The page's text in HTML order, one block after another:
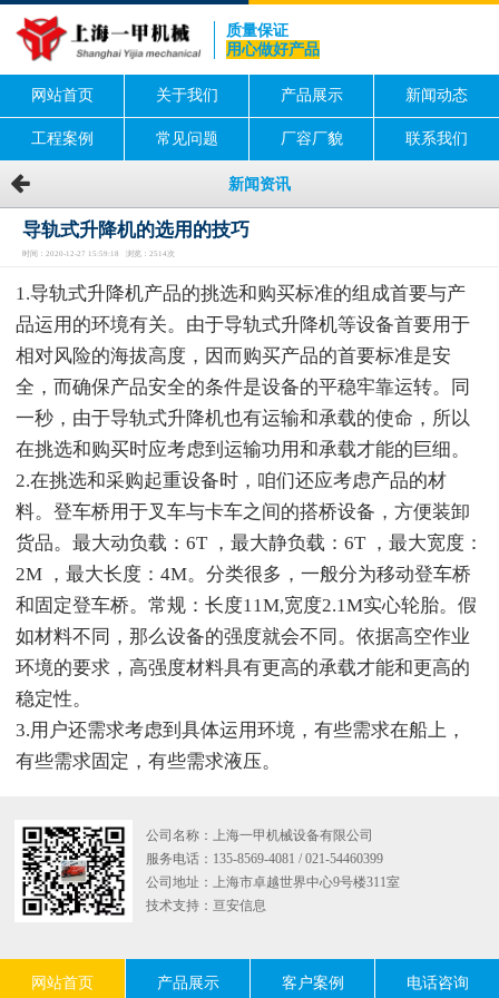
质量保证
用心做好产品
网站首页 关于我们 产品展示 新闻动态
工程案例 常见问题 厂容厂貌 联系我们
新闻资讯
导轨式升降机的选用的技巧
时间：2020-12-27 15:59:18 浏览：2514次
1.导轨式升降机产品的挑选和购买标准的组成首要与产
品运用的环境有关。由于导轨式升降机等设备首要用于
相对风险的海拔高度，因而购买产品的首要标准是安
全，而确保产品安全的条件是设备的平稳牢靠运转。同
一秒，由于导轨式升降机也有运输和承载的使命，所以
在挑选和购买时应考虑到运输功用和承载才能的巨细。
2.在挑选和采购起重设备时，咱们还应考虑产品的材
料。登车桥用于叉车与卡车之间的搭桥设备，方便装卸
货品。最大动负载：6T ，最大静负载：6T ，最大宽度：
2M ，最大长度：4M。分类很多，一般分为移动登车桥
和固定登车桥。常规：长度11M,宽度2.1M实心轮胎。假
如材料不同，那么设备的强度就会不同。依据高空作业
环境的要求，高强度材料具有更高的承载才能和更高的
稳定性。
3.用户还需求考虑到具体运用环境，有些需求在船上，
有些需求固定，有些需求液压。
公司名称：上海一甲机械设备有限公司
服务电话：135-8569-4081 / 021-54460399
公司地址：上海市卓越世界中心9号楼311室
技术支持： 亘安信息
网站首页 产品展示 客户案例 电话咨询